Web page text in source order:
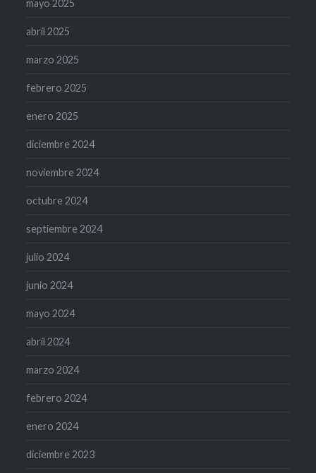
mayo 2025
abril 2025
marzo 2025
febrero 2025
enero 2025
diciembre 2024
noviembre 2024
octubre 2024
septiembre 2024
julio 2024
junio 2024
mayo 2024
abril 2024
marzo 2024
febrero 2024
enero 2024
diciembre 2023